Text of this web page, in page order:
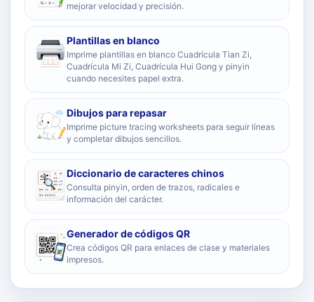
mejorar velocidad y precisión.
Plantillas en blanco
Imprime plantillas en blanco Cuadrícula Tian Zi,
Cuadrícula Mi Zi, Cuadrícula Hui Gong y pinyin
cuando necesites papel extra.
Dibujos para repasar
Imprime picture tracing worksheets para seguir líneas
y completar dibujos sencillos.
Diccionario de caracteres chinos
Consulta pinyin, orden de trazos, radicales e
información del carácter.
Generador de códigos QR
Crea códigos QR para enlaces de clase y materiales
impresos.